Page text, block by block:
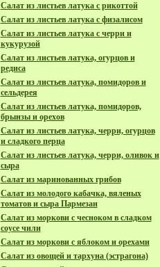
Салат из листьев латука с рикоттой
Салат из листьев латука с физалисом
Салат из листьев латука с черри и
кукурузой
Салат из листьев латука, огурцов и
редиса
Салат из листьев латука, помидоров и
сельдерея
Салат из листьев латука, помидоров,
брынзы и орехов
Салат из листьев латука, черри, огурцов
и сладкого перца
Салат из листьев латука, черри, оливок и
сыра
Салат из маринованных грибов
Салат из молодого кабачка, вяленых
томатов и сыра Пармезан
Салат из моркови с чесноком в сладком
соусе чили
Салат из моркови с яблоком и орехами
Салат из овощей и тархуна (эстрагона)